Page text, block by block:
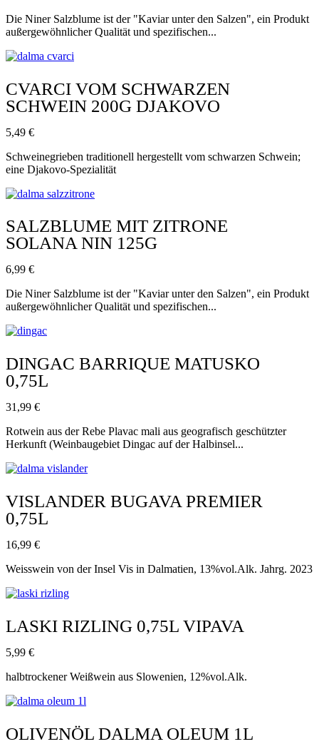
Die Niner Salzblume ist der "Kaviar unter den Salzen", ein Produkt
außergewöhnlicher Qualität und spezifischen...
CVARCI VOM SCHWARZEN
SCHWEIN 200G DJAKOVO
5,49 €
Schweinegrieben traditionell hergestellt vom schwarzen Schwein;
eine Djakovo-Spezialität
SALZBLUME MIT ZITRONE
SOLANA NIN 125G
6,99 €
Die Niner Salzblume ist der "Kaviar unter den Salzen", ein Produkt
außergewöhnlicher Qualität und spezifischen...
DINGAC BARRIQUE MATUSKO
0,75L
31,99 €
Rotwein aus der Rebe Plavac mali aus geografisch geschützter
Herkunft (Weinbaugebiet Dingac auf der Halbinsel...
VISLANDER BUGAVA PREMIER
0,75L
16,99 €
Weisswein von der Insel Vis in Dalmatien, 13%vol.Alk. Jahrg. 2023
LASKI RIZLING 0,75L VIPAVA
5,99 €
halbtrockener Weißwein aus Slowenien, 12%vol.Alk.
OLIVENÖL DALMA OLEUM 1L